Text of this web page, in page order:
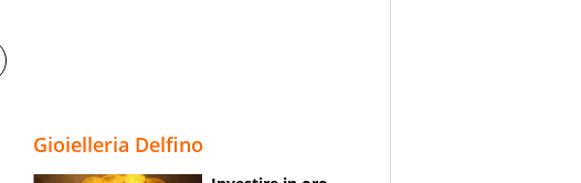
Gioielleria Delfino